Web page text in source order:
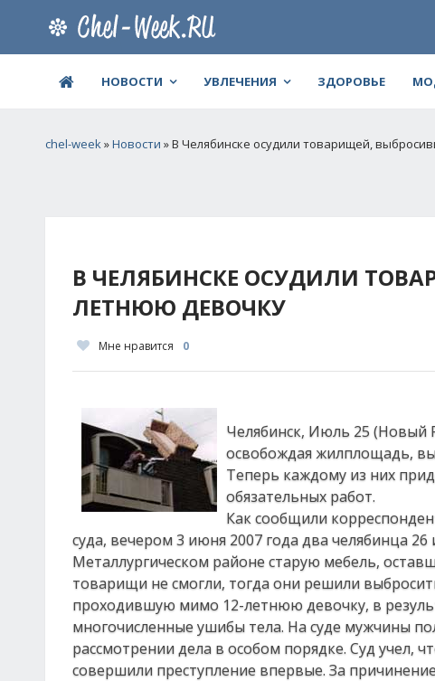
НОВОСТИ УВЛЕЧЕНИЯ ЗДОРОВЬЕ
chel-week»Новости » В Челябинске осудили товарищей,
В ЧЕЛЯБИНСКЕ ОСУДИЛИ
ЛЕТНЮЮ ДЕВОЧКУ
Мне нравится 0
Челябинск, Июль 25 (Новый
освобождая жилплощадь,
Теперь каждому из них
обязательных работ.
Как сообщили
суда, вечером 3 июня 2007 года два челябинца
Металлургическом районе старую мебель,
товарищи не смогли, тогда они решили
проходившую мимо 12-летнюю девочку, в
многочисленные ушибы тела. На суде мужчины
рассмотрении дела в особом порядке. Суд учел,
совершили преступление впервые. За